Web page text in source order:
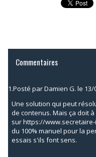
Commentaires
1.Posté parDamien G. le 13/
Une solution qui peut
de contenus. Mais ça doit
sur https://
du 100% manuel pour la
essais s'ils font sens.